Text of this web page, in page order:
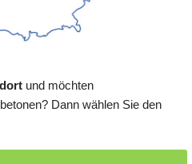
und möchten
betonen? Dann wählen Sie den